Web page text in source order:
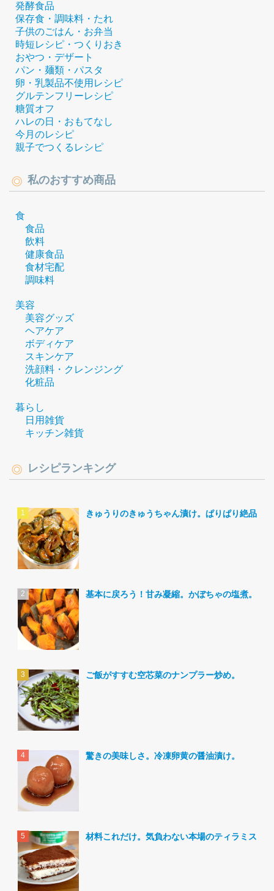
発酵食品
保存食・調味料・たれ
子供のごはん・お弁当
時短レシピ・つくりおき
おやつ・デザート
パン・麺類・パスタ
卵・乳製品不使用レシピ
グルテンフリーレシピ
糖質オフ
ハレの日・おもてなし
今月のレシピ
親子でつくるレシピ
私のおすすめ商品
食
食品
飲料
健康食品
食材宅配
調味料
美容
美容グッズ
ヘアケア
ボディケア
スキンケア
洗顔料・クレンジング
化粧品
暮らし
日用雑貨
キッチン雑貨
レシピランキング
きゅうりのきゅうちゃん漬け。ぱりぱり絶品。
基本に戻ろう！甘み凝縮。かぼちゃの塩煮。
ご飯がすすむ空芯菜のナンプラー炒め。
驚きの美味しさ。冷凍卵黄の醤油漬け。
材料これだけ。気負わない本場のティラミス。